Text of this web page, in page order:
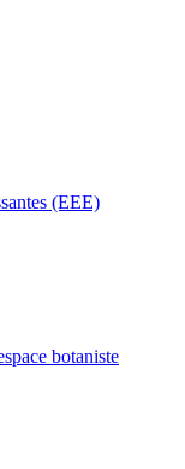
(EEE)
botaniste